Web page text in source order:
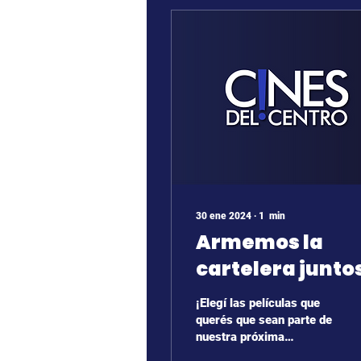
30 ene 2024 ∙ 1 min
Armemos la
cartelera
¡Elegí las películas que
querés que sean parte de
nuestra próxima